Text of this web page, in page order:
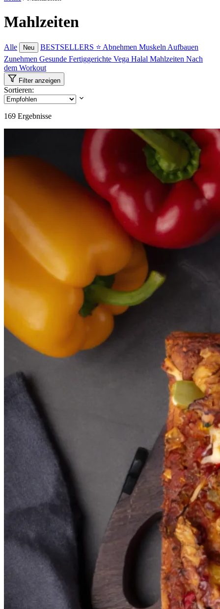
Mahlzeiten
Alle Neu BESTSELLERS ⭐ Abnehmen Muskeln Aufbauen
Zunehmen Gesunde Fertiggerichte Vega Halal Mahlzeiten Nach
dem Workout
Filter anzeigen
Sortieren:
169 Ergebnisse